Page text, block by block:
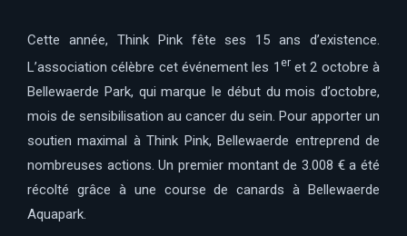
Cette année, Think Pink fête ses 15 ans d’existence.
L’association célèbre cet événement les 1 er et 2 octobre à
Bellewaerde Park, qui marque le début du mois d’octobre,
mois de sensibilisation au cancer du sein. Pour apporter un
soutien maximal à Think Pink, Bellewaerde entreprend de
nombreuses actions. Un premier montant de 3.008 € a été
récolté grâce à une course de canards à Bellewaerde
Aquapark.